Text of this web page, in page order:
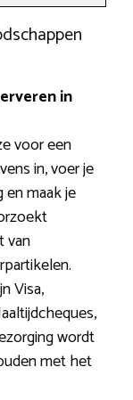
in
voor een
in, voer je
en maak je
van
Visa,
wordt
met het